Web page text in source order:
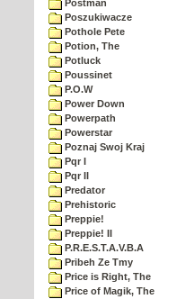
Postman
Poszukiwacze
Pothole Pete
Potion, The
Potluck
Poussinet
P.O.W
Power Down
Powerpath
Powerstar
Poznaj Swoj Kraj
Pqr I
Pqr II
Predator
Prehistoric
Preppie!
Preppie! II
P.R.E.S.T.A.V.B.A
Pribeh Ze Tmy
Price is Right, The
Price of Magik, The